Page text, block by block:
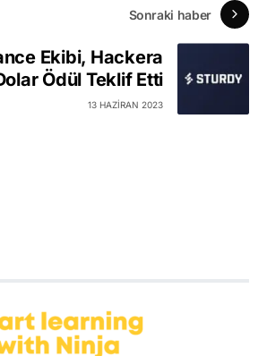
Sonraki haber
Ekibi, Hackera
Ödül Teklif Etti
13 HAZIRAN 2023